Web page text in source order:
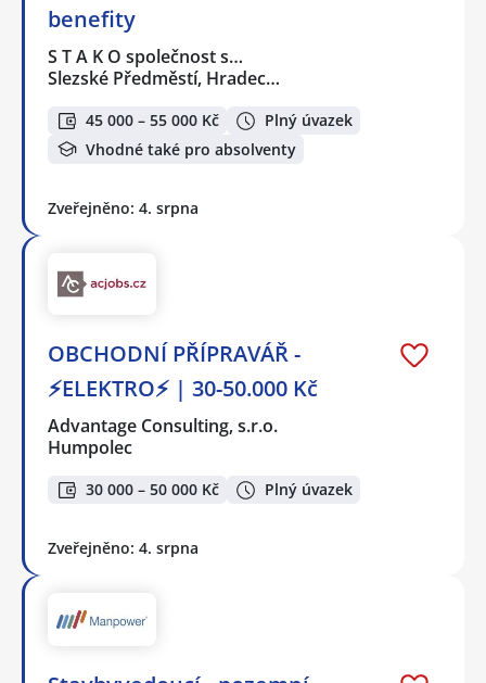
benefity
S T A K O společnost s…
Slezské Předměstí, Hradec…
45 000 – 55 000 Kč
Plný úvazek
Vhodné také pro absolventy
Zveřejněno: 4. srpna
OBCHODNÍ PŘÍPRAVÁŘ -
⚡ELEKTRO⚡ | 30-50.000 Kč
Advantage Consulting, s.r.o.
Humpolec
30 000 – 50 000 Kč Plný úvazek
Zveřejněno: 4. srpna